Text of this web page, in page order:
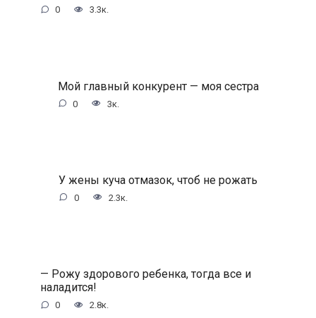
0 3.3к.
Мой главный конкурент — моя сестра
0 3к.
У жены куча отмазок, чтоб не рожать
0 2.3к.
— Рожу здорового ребенка, тогда все и
наладится!
0 2.8к.